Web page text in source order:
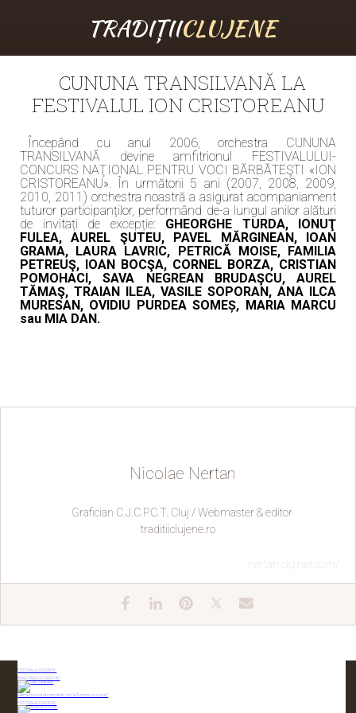
TRADIȚIICLUJENE
CUNUNA TRANSILVANĂ LA
FESTIVALUL ION CRISTOREANU
Începând cu anul 2006, orchestra CUNUNA
TRANSILVANĂ devine amfitrionul FESTIVALULUI-
CONCURS NAŢIONAL PENTRU VOCI BĂRBĂTEŞTI «ION
CRISTOREANU». În următorii 5 ani (2007, 2008, 2009,
2010, 2011) orchestra noastră a asigurat acompaniament
tuturor participanților, performând de-a lungul anilor alături
de invitați de excepție: GHEORGHE TURDA, IONUŢ
FULEA, AUREL ŞUTEU, PAVEL MĂRGINEAN, IOAN
GRAMA, LAURA LAVRIC, PETRICĂ MOISE, FAMILIA
PETREUŞ, IOAN BOCŞA, CORNEL BORZA, CRISTIAN
POMOHACI, SAVA NEGREAN BRUDAŞCU, AUREL
TĂMAŞ, TRAIAN ILEA, VASILE SOPORAN, ANA ILCA
MURESAN, OVIDIU PURDEA SOMEȘ, MARIA MARCU
sau MIA DAN.
Nicolae Nertan
Grafician C.J.C.P.C.T. Cluj / Webmaster & editor
traditiiclujene.ro
nertan.clujnet.com/
FESTIVALUL PLĂCINTEI
BUNĂ SARA LUI CRĂCIUN!
„Mama n-o vrut să mă mărite, nici la Dumnezo și sore!”
FESTIVALUL PLACINTEI